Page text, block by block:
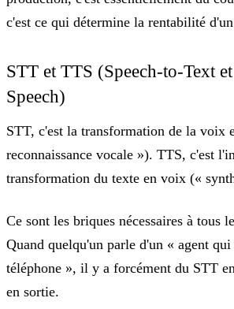
c'est ce qui détermine la rentabilité
STT et TTS (Speech-to-Text
Speech)
STT, c'est la transformation de la voix
reconnaissance vocale »). TTS, c'est
transformation du texte en voix («
Ce sont les briques nécessaires à tous
Quand quelqu'un parle d'un « agent qui
téléphone », il y a forcément du STT
en sortie.